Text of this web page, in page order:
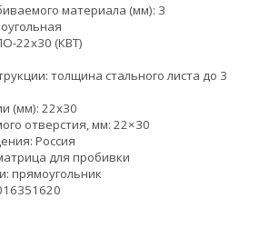
материала (мм): 3
22х30 (КВТ)
толщина стального листа до 3
(мм): 22х30
отверстия, мм: 22×30
Россия
для пробивки
прямоугольник